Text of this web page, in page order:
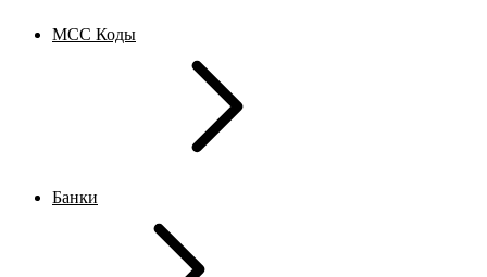
MCC Коды
Банки